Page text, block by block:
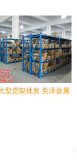
型货架批发 奕泽金属